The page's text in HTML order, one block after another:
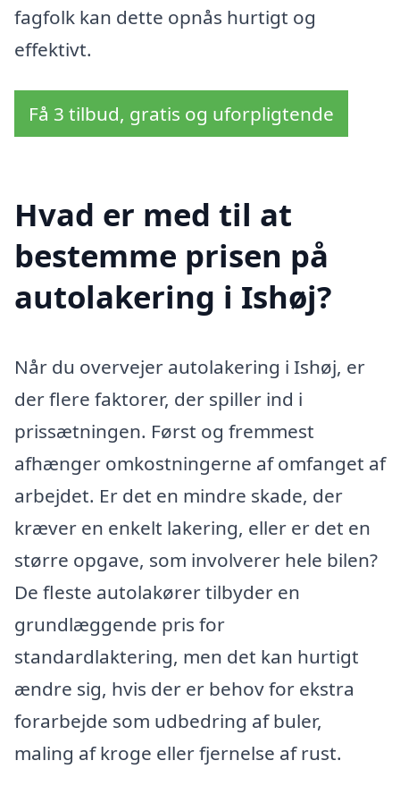
fagfolk kan dette opnås hurtigt og
effektivt.
Få 3 tilbud, gratis og uforpligtende
Hvad er med til at
bestemme prisen på
autolakering i Ishøj?
Når du overvejer autolakering i Ishøj, er
der flere faktorer, der spiller ind i
prissætningen. Først og fremmest
afhænger omkostningerne af omfanget af
arbejdet. Er det en mindre skade, der
kræver en enkelt lakering, eller er det en
større opgave, som involverer hele bilen?
De fleste autolakører tilbyder en
grundlæggende pris for
standardlaktering, men det kan hurtigt
ændre sig, hvis der er behov for ekstra
forarbejde som udbedring af buler,
maling af kroge eller fjernelse af rust.